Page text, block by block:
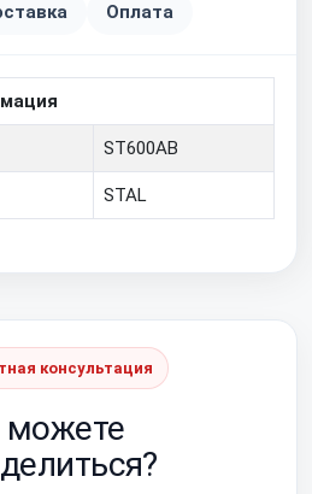
Оплата
ST600AB
STAL
консультация
можете